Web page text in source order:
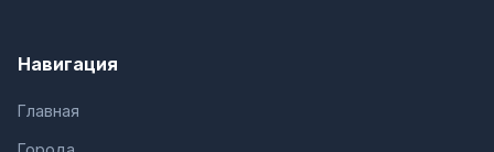
Навигация
Главная